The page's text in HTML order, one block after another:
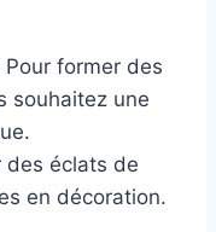
Pour former des
souhaitez une
des éclats de
en décoration.